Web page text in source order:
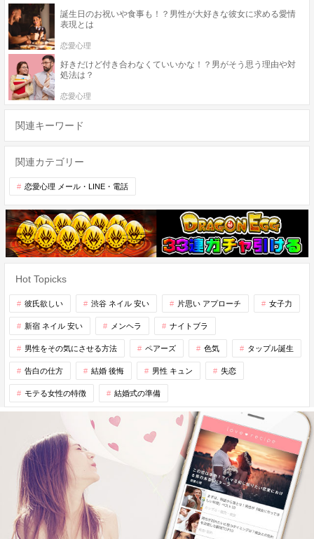
誕生日のお祝いや食事も！？男性が大好きな彼女に求める愛情
表現とは
恋愛心理
好きだけど付き合わなくていいかな！？男がそう思う理由や対
処法は？
恋愛心理
関連キーワード
関連カテゴリー
恋愛心理 メール・LINE・電話
Hot Topicks
彼氏欲しい 渋谷 ネイル 安い 片思い アプローチ 女子力
新宿 ネイル 安い メンヘラ ナイトブラ
男性をその気にさせる方法 ペアーズ 色気 タップル誕生
告白の仕方 結婚 後悔 男性 キュン 失恋
モテる女性の特徴 結婚式の準備